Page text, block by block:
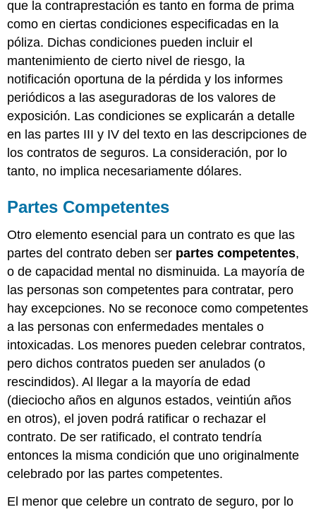
que la contraprestación es tanto en forma de prima
como en ciertas condiciones especificadas en la
póliza. Dichas condiciones pueden incluir el
mantenimiento de cierto nivel de riesgo, la
notificación oportuna de la pérdida y los informes
periódicos a las aseguradoras de los valores de
exposición. Las condiciones se explicarán a detalle
en las partes III y IV del texto en las descripciones de
los contratos de seguros. La consideración, por lo
tanto, no implica necesariamente dólares.
Partes Competentes
Otro elemento esencial para un contrato es que las
partes del contrato deben ser partes competentes,
o de capacidad mental no disminuida. La mayoría de
las personas son competentes para contratar, pero
hay excepciones. No se reconoce como competentes
a las personas con enfermedades mentales o
intoxicadas. Los menores pueden celebrar contratos,
pero dichos contratos pueden ser anulados (o
rescindidos). Al llegar a la mayoría de edad
(dieciocho años en algunos estados, veintiún años
en otros), el joven podrá ratificar o rechazar el
contrato. De ser ratificado, el contrato tendría
entonces la misma condición que uno originalmente
celebrado por las partes competentes.
El menor que celebre un contrato de seguro, por lo